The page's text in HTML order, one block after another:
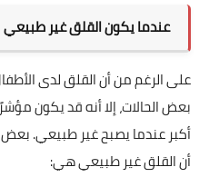
عندما يكون القلق غير طبيعي
على الرغم من أن القلق لدى
بعض الحالات، إلا أنه قد يكون
أكبر عندما يصبح غير طبيعي. بعض
أن القلق غير طبيعي هي: